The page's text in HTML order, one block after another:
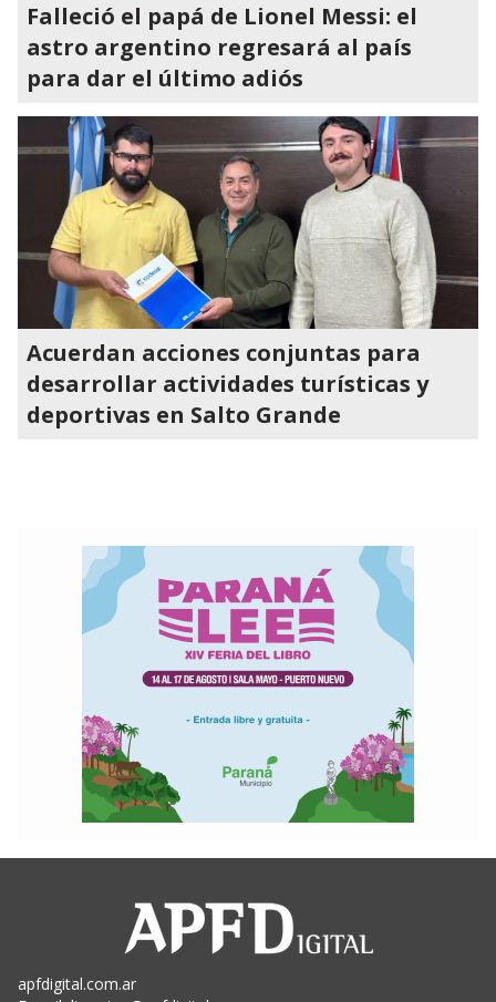
Falleció el papá de Lionel Messi: el
astro argentino regresará al país
para dar el último adiós
Acuerdan acciones conjuntas para
desarrollar actividades turísticas y
deportivas en Salto Grande
apfdigital.com.ar